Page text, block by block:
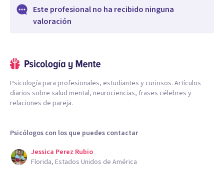
Este profesional no ha recibido ninguna
valoración
Psicología para profesionales, estudiantes y curiosos. Artículos
diarios sobre salud mental, neurociencias, frases célebres y
relaciones de pareja.
Psicólogos con los que puedes contactar
Jessica Perez Rubio
Florida, Estados Unidos de América